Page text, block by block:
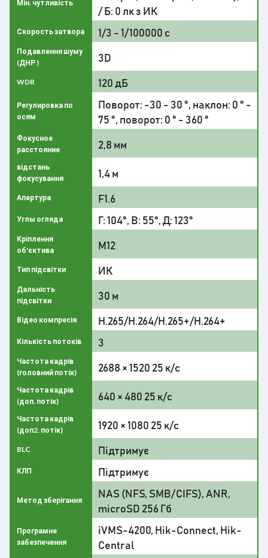
Мін. чутливість
/ Б: 0 лк з ИК
Скорость затвора 1/3 - 1/100000 с
Подавлення шуму
(ДНР )
3D
WDR 120 дБ
Регулировка по
осям
Поворот: -30 - 30 °, наклон: 0 ° -
75 °, поворот: 0 ° - 360 °
Фокусное
расстояние
2,8 мм
відстань
фокусування
1,4 м
Апертура F1.6
Углы огляда Г: 104°, В: 55°, Д: 123°
Кріплення
об'єктива
M12
Тип підсвітки ИК
Дальність
підсвітки
30 м
Відео компресія H.265/H.264/H.265+/H.264+
Кількість потоків 3
Частота кадрів
(головний потік)
2688 × 1520 25 к/с
Частота кадрів
(доп. потік)
640 × 480 25 к/с
Частота кадрів
(доп2. потік)
1920 × 1080 25 к/с
BLC Підтримує
КЛП Підтримує
Метод зберігання
NAS (NFS, SMB/CIFS), ANR,
microSD 256 Гб
Програмне
забезпечення
iVMS-4200, Hik-Connect, Hik-
Central